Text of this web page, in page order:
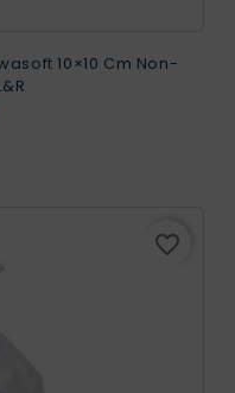
10×10 Cm Non-
favorite_border